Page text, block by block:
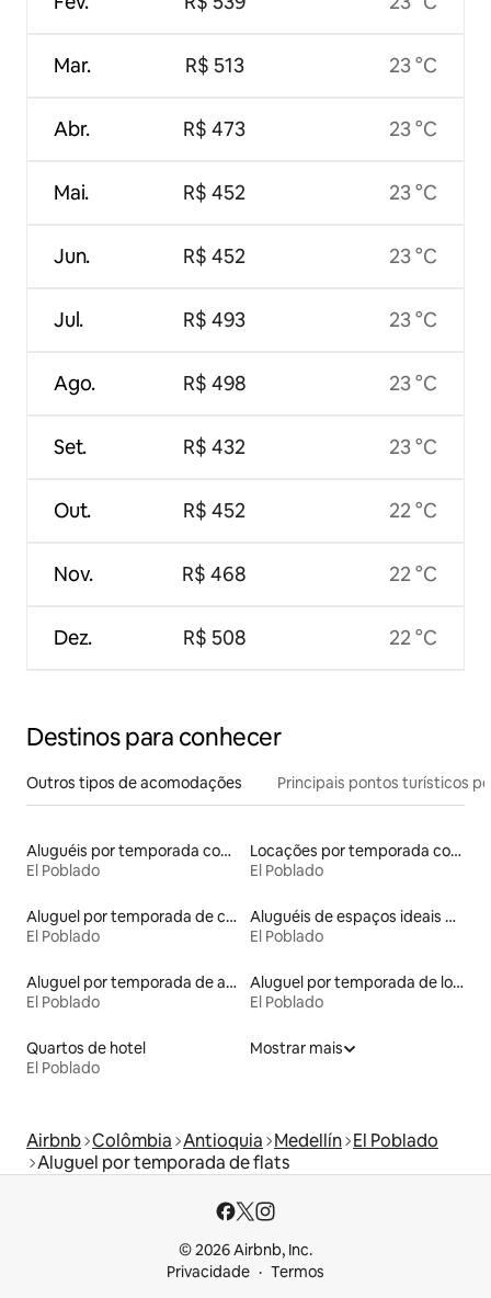
Mar.
Abr.
Mai.
Jun.
Jul.
Ago.
Set.
Out.
Nov.
Dez.
R$ 513
R$ 473
R$ 452
R$ 452
R$ 493
R$ 498
R$ 432
R$ 452
R$ 468
R$ 508
23 °C
23 °C
23 °C
23 °C
23 °C
23 °C
23 °C
22 °C
22 °C
22 °C
Destinos para conhecer
Outros tipos de acomodações Principais pontos turísticos
Aluguéis por temporada com sauna
El Poblado
Locações por temporada com piscina
El Poblado
Aluguel por temporada de casas de hóspedes
El Poblado
Aluguéis de espaços ideais para famílias
El Poblado
Aluguel por temporada de apart-hotéis
El Poblado
Aluguel por temporada de lofts
El Poblado
Quartos de hotel
El Poblado
Mostrar mais
Airbnb Colômbia Antioquia Medellín El Poblado
Aluguel por temporada de flats
© 2026 Airbnb, Inc.
Privacidade
Termos